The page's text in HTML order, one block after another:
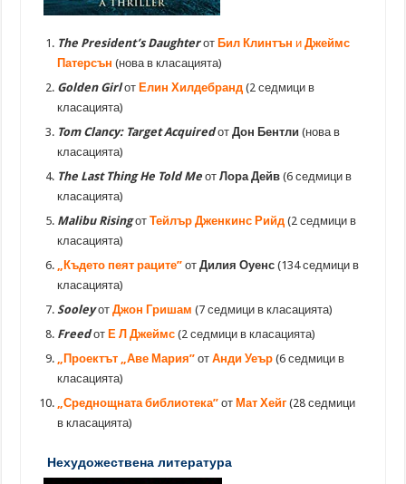
The President’s Daughterот Бил Клинтъни Джеймс
Патерсън (нова в класацията)
Golden Girl от Елин Хилдебранд (2 седмици в
класацията)
Tom Clancy: Target Acquiredот Дон Бентли(нова в
класацията)
The Last Thing He Told Meот Лора Дейв (6 седмици в
класацията)
Malibu Rising отТейлър Дженкинс Рийд (2 седмици в
класацията)
„Където пеят раците” отДилия Оуенс(134 седмици в
класацията)
Sooley от Джон Гришам (7 седмици в класацията)
Freed от Е Л Джеймс (2 седмици в класацията)
„Проектът „Аве Мария” от Анди Уеър (6 седмици в
класацията)
„Среднощната библиотека” от Мат Хейг (28 седмици
в класацията)
Нехудожествена литература